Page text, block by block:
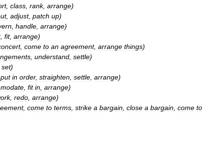
, class rank, arrange)
, adjust, patch up)
handle arrange)
, fit, arrange)
, come to an agreement, arrange things)
understand settle)
set)
put in order, straighten settle arrange)
fit in arrange)
, redo arrange)
, come to terms strike a bargain close a bargain come to